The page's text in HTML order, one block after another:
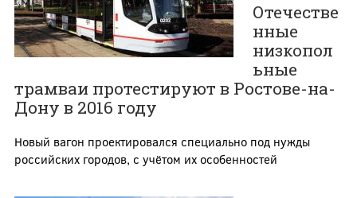
Отечестве
нные
низкопол
ьные
трамваи протестируют в Ростове-на-
Дону в 2016 году
Новый вагон проектировался специально под нужды
российских городов, с учётом их особенностей